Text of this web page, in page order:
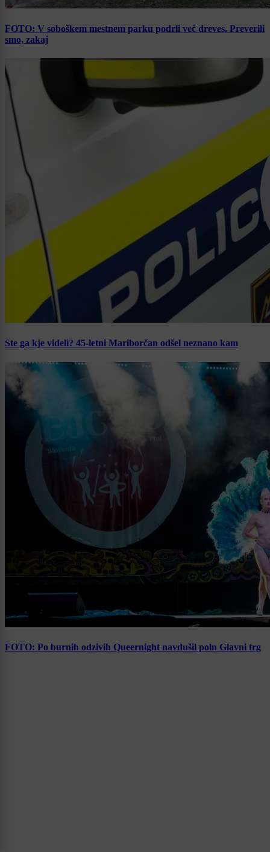
FOTO: V soboškem mestnem parku podrli več dreves. Preverili
smo, zakaj
Ste ga kje videli? 45-letni Mariborčan odšel neznano kam
FOTO: Po burnih odzivih Queernight navdušil poln Glavni trg